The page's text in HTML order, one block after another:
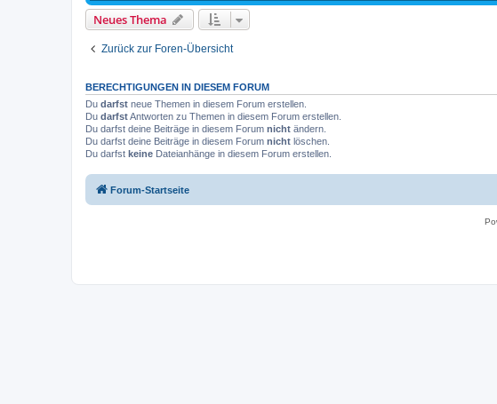
Neues Thema
Zurück zur Foren-Übersicht
BERECHTIGUNGEN IN DIESEM FORUM
Du darfst neue Themen in diesem Forum erstellen.
Du darfstAntworten zu Themen in diesem Forum erstellen.
Du darfst deine Beiträge in diesem Forum nicht ändern.
Du darfst deine Beiträge in diesem Forum nicht löschen.
Du darfst keine Dateianhänge in diesem Forum erstellen.
Forum-Startseite